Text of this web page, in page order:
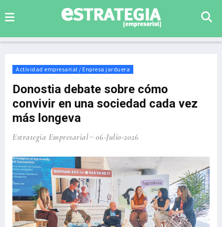
Actividad empresarial / Enpresa jarduera
Donostia debate sobre cómo
convivir en una sociedad cada vez
más longeva
Estrategia Empresarial 06-Julio-2026